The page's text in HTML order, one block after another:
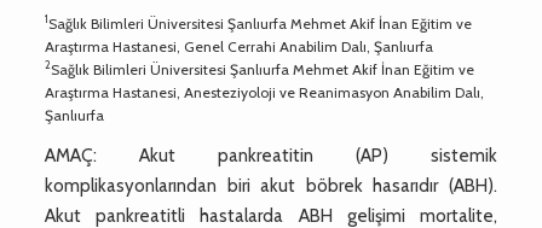
1Sağlık Bilimleri Üniversitesi Şanlıurfa Mehmet Akif İnan Eğitim ve
Araştırma Hastanesi, Genel Cerrahi Anabilim Dalı, Şanlıurfa
2Sağlık Bilimleri Üniversitesi Şanlıurfa Mehmet Akif İnan Eğitim ve
Araştırma Hastanesi, Anesteziyoloji ve Reanimasyon Anabilim Dalı,
Şanlıurfa
AMAÇ: Akut pankreatitin (AP) sistemik
komplikasyonlarından biri akut böbrek hasarıdır (ABH).
Akut pankreatitli hastalarda ABH gelişimi mortalite,